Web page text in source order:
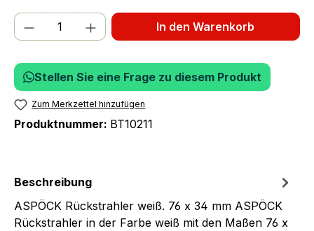
Produkt Anzahl: Gib den gewünschten
In den Warenkorb
Stellen Sie eine Frage zu diesem Produkt
Zum Merkzettel hinzufügen
Produktnummer: BT10211
Beschreibung
ASPÖCK Rückstrahler weiß. 76 x 34 mm ASPÖCK
Rückstrahler in der Farbe weiß mit den Maßen 76 x